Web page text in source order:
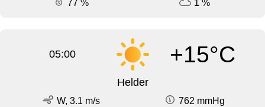
77 %
1 %
05:00 +15°C
Helder
W, 3.1 m/s
762 mmHg